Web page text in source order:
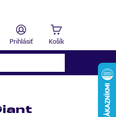
Prihlásiť Košík